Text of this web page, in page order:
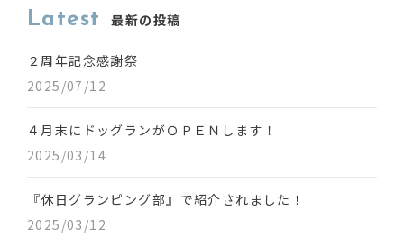
Latest 最新の投稿
２周年記念感謝祭
2025/07/12
４月末にドッグランがＯＰＥＮします！
2025/03/14
『休日グランピング部』で紹介されました！
2025/03/12